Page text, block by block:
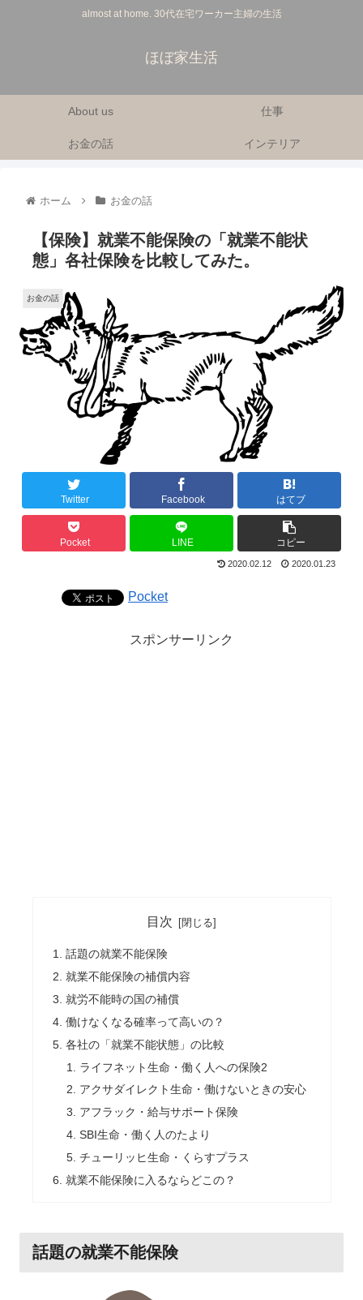
almost at home. 30代在宅ワーカー主婦の生活
ほぼ家生活
About us 仕事
お金の話 インテリア
ホーム お金の話
【保険】就業不能保険の「就業不能状
態」各社保険を比較してみた。
お金の話
Twitter Facebook はてブ
Pocket LINE コピー
2020.02.12 2020.01.23
Pocket
スポンサーリンク
目次
話題の就業不能保険
就業不能保険の補償内容
就労不能時の国の補償
働けなくなる確率って高いの？
各社の「就業不能状態」の比較
ライフネット生命・働く人への保険2
アクサダイレクト生命・働けないときの安心
アフラック・給与サポート保険
SBI生命・働く人のたより
チューリッヒ生命・くらすプラス
就業不能保険に入るならどこの？
話題の就業不能保険